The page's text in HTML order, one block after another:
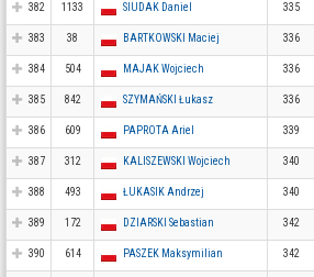
382 1133 SIUDAK Daniel 335
383 38 BARTKOWSKI Maciej 336
384 504 MAJAK Wojciech 336
385 842 SZYMAŃSKI Łukasz 336
386 609 PAPROTA Ariel 339
387 312 KALISZEWSKI Wojciech 340
388 493 ŁUKASIK Andrzej 340
389 172 DZIARSKI Sebastian 342
390 614 PASZEK Maksymilian 342